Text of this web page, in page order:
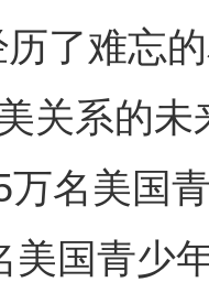
历了难忘
关系的
万名美国
美国青少